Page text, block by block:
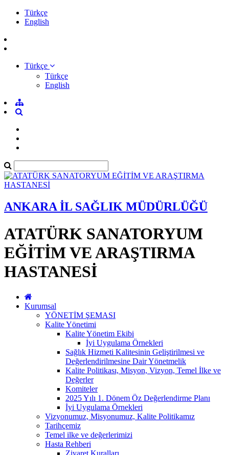
Türkçe
English
Türkçe
Türkçe
English
ANKARA İL SAĞLIK MÜDÜRLÜĞÜ
ATATÜRK SANATORYUM
EĞİTİM VE ARAŞTIRMA
HASTANESİ
Kurumsal
YÖNETİM ŞEMASI
Kalite Yönetimi
Kalite Yönetim Ekibi
İyi Uygulama Örnekleri
Sağlık Hizmeti Kalitesinin Geliştirilmesi ve
Değerlendirilmesine Dair Yönetmelik
Kalite Politikası, Misyon, Vizyon, Temel İlke ve
Değerler
Komiteler
2025 Yılı 1. Dönem Öz Değerlendirme Planı
İyi Uygulama Örnekleri
Vizyonumuz, Misyonumuz, Kalite Politikamız
Tarihçemiz
Temel ilke ve değerlerimizi
Hasta Rehberi
Ziyaret Kuralları